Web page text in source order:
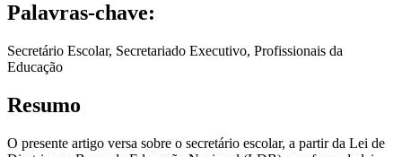
Palavras-chave:
Secretário Escolar, Secretariado Executivo, Profissionais da
Educação
Resumo
O presente artigo versa sobre o secretário escolar, a partir da Lei de